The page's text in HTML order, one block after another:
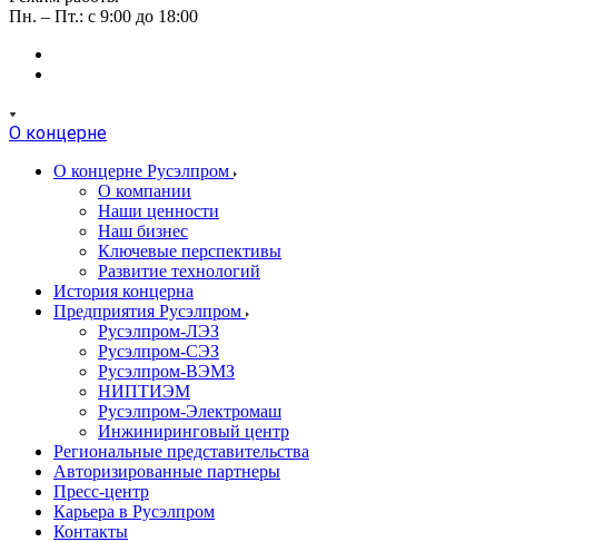
Пн. – Пт.: с 9:00 до 18:00
О концерне
О концерне Русэлпром
О компании
Наши ценности
Наш бизнес
Ключевые перспективы
Развитие технологий
История концерна
Предприятия Русэлпром
Русэлпром-ЛЭЗ
Русэлпром-СЭЗ
Русэлпром-ВЭМЗ
НИПТИЭМ
Русэлпром-Электромаш
Инжиниринговый центр
Региональные представительства
Авторизированные партнеры
Пресс-центр
Карьера в Русэлпром
Контакты